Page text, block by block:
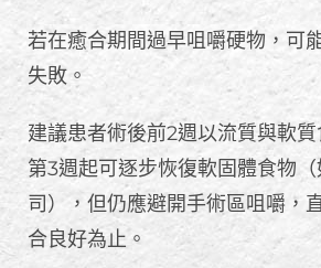
若在癒合期間過早咀嚼硬物，可
失敗。
建議患者術後前2週以流質與軟
第3週起可逐步恢復軟固體食物
司），但仍應避開手術區咀嚼，
合良好為止。